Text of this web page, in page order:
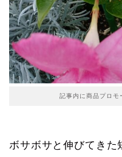
記事内に商品プロモ
ボサボサと伸びてきた